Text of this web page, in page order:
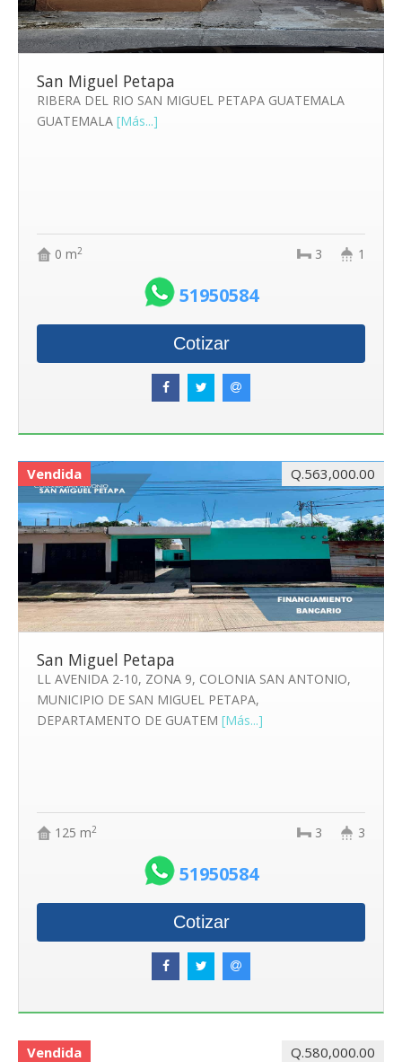
San Miguel Petapa
RIBERA DEL RIO SAN MIGUEL PETAPA GUATEMALA
GUATEMALA [Más...]
0 m2 1
3
51950584
Cotizar
Vendida Q.563,000.00
San Miguel Petapa
LL AVENIDA 2-10, ZONA 9, COLONIA SAN ANTONIO,
MUNICIPIO DE SAN MIGUEL PETAPA,
DEPARTAMENTO DE GUATEM [Más...]
125 m2 3
3
51950584
Cotizar
Vendida Q.580,000.00